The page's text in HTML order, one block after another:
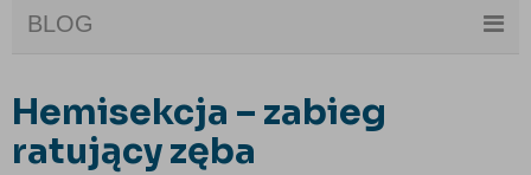
BLOG
Hemisekcja – zabieg
ratujący zęba